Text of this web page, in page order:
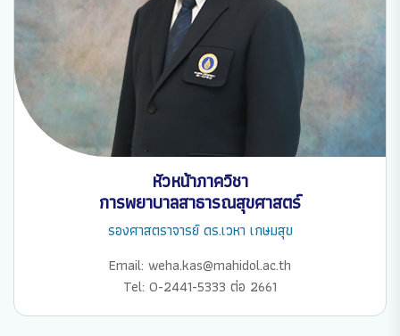
หัวหน้าภาควิชา
การพยาบาลสาธารณสุขศาสตร์
รองศาสตราจารย์ ดร.เวหา เกษมสุข
Email: weha.kas@mahidol.ac.th
Tel: 0-2441-5333 ต่อ 2661